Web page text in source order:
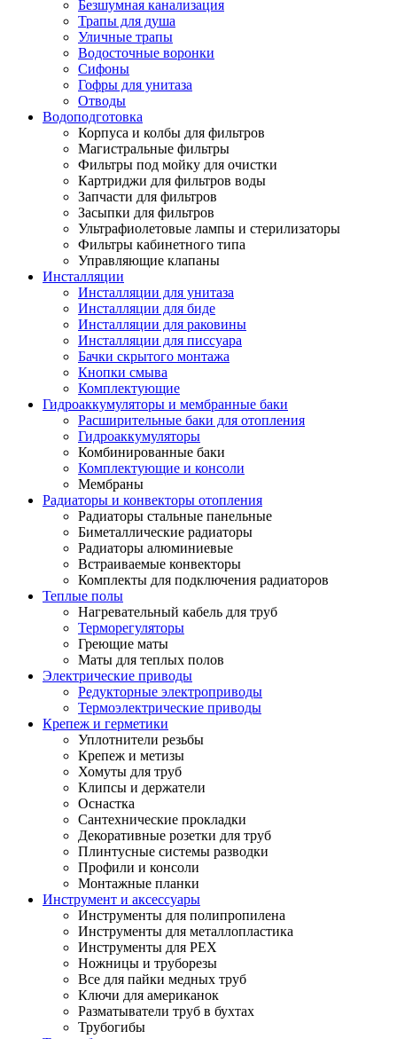
Безшумная канализация
Трапы для душа
Уличные трапы
Водосточные воронки
Сифоны
Гофры для унитаза
Отводы
Водоподготовка
Корпуса и колбы для фильтров
Магистральные фильтры
Фильтры под мойку для очистки
Картриджи для фильтров воды
Запчасти для фильтров
Засыпки для фильтров
Ультрафиолетовые лампы и стерилизаторы
Фильтры кабинетного типа
Управляющие клапаны
Инсталляции
Инсталляции для унитаза
Инсталляции для биде
Инсталляции для раковины
Инсталляции для писсуара
Бачки скрытого монтажа
Кнопки смыва
Комплектующие
Гидроаккумуляторы и мембранные баки
Расширительные баки для отопления
Гидроаккумуляторы
Комбинированные баки
Комплектующие и консоли
Мембраны
Радиаторы и конвекторы отопления
Радиаторы стальные панельные
Биметаллические радиаторы
Радиаторы алюминиевые
Встраиваемые конвекторы
Комплекты для подключения радиаторов
Теплые полы
Нагревательный кабель для труб
Терморегуляторы
Греющие маты
Маты для теплых полов
Электрические приводы
Редукторные электроприводы
Термоэлектрические приводы
Крепеж и герметики
Уплотнители резьбы
Крепеж и метизы
Хомуты для труб
Клипсы и держатели
Оснастка
Сантехнические прокладки
Декоративные розетки для труб
Плинтусные системы разводки
Профили и консоли
Монтажные планки
Инструмент и аксессуары
Инструменты для полипропилена
Инструменты для металлопластика
Инструменты для PEX
Ножницы и труборезы
Все для пайки медных труб
Ключи для американок
Разматыватели труб в бухтах
Трубогибы